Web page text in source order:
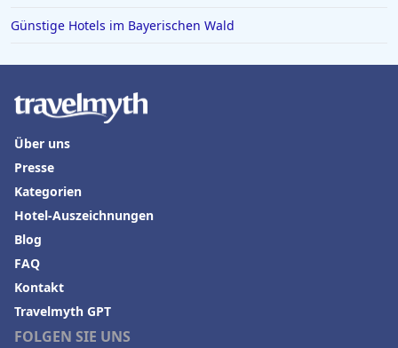
Günstige Hotels im Bayerischen Wald
FOLGEN SIE UNS
Über uns
Presse
Kategorien
Hotel-Auszeichnungen
Blog
FAQ
Kontakt
Travelmyth GPT